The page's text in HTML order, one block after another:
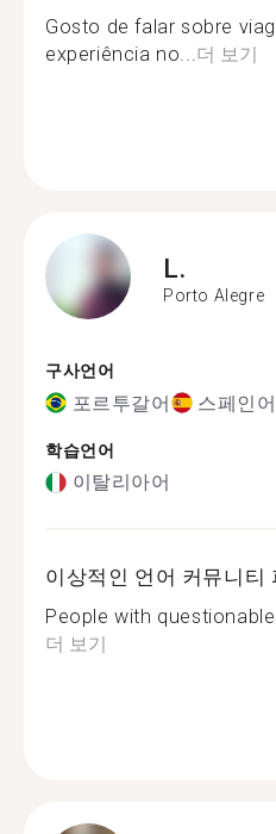
Gosto de falar sobre
experiência no...더 보기
L.
Porto Alegre
구사언어
포르투갈어 스페인어
학습언어
이탈리아어
이상적인 언어 커뮤니티
People with
더 보기